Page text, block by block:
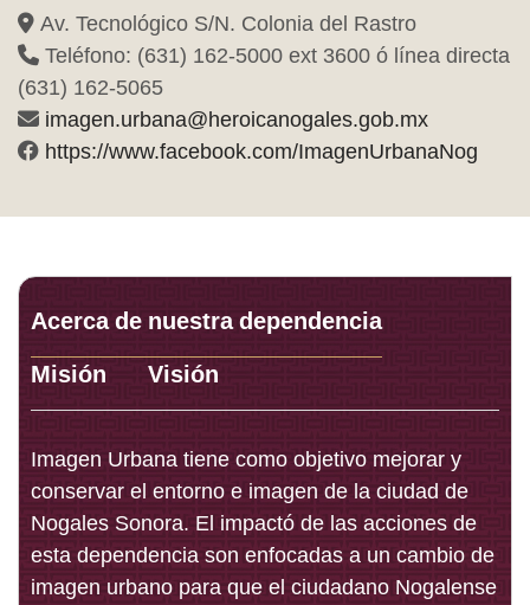
Av. Tecnológico S/N. Colonia del Rastro
Teléfono: (631) 162-5000 ext 3600 ó línea directa
(631) 162-5065
imagen.urbana@heroicanogales.gob.mx
https://www.facebook.com/ImagenUrbanaNog
Acerca de nuestra dependencia
Misión Visión
Imagen Urbana tiene como objetivo mejorar y
conservar el entorno e imagen de la ciudad de
Nogales Sonora. El impactó de las acciones de
esta dependencia son enfocadas a un cambio de
imagen urbano para que el ciudadano Nogalense